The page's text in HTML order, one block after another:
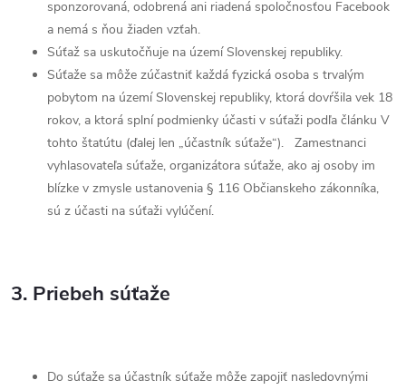
sponzorovaná, odobrená ani riadená spoločnosťou Facebook
a nemá s ňou žiaden vzťah.
Súťaž sa uskutočňuje na území Slovenskej republiky.
Súťaže sa môže zúčastniť každá fyzická osoba s trvalým
pobytom na území Slovenskej republiky, ktorá dovŕšila vek 18
rokov, a ktorá splní podmienky účasti v súťaži podľa článku V
tohto štatútu (ďalej len „účastník súťaže“).
Zamestnanci
vyhlasovateľa súťaže, organizátora súťaže, ako aj osoby im
blízke v zmysle ustanovenia § 116 Občianskeho zákonníka,
sú z účasti na súťaži vylúčení.
3. Priebeh súťaže
Do súťaže sa účastník súťaže môže zapojiť nasledovnými